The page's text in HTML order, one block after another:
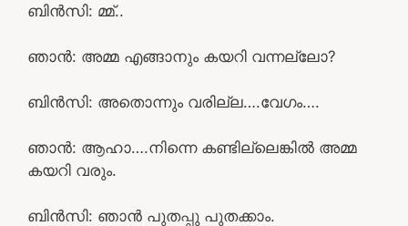
ബിൻസി: മ്മ്..
ഞാൻ: അമ്മ എങ്ങാനും കയറി വന്നല്ലോ?
ബിൻസി: അതൊന്നും വരില്ല….വേഗം….
ഞാൻ: ആഹാ….നിന്നെ കണ്ടില്ലെങ്കിൽ അമ്മ
കയറി വരും.
ബിൻസി: ഞാൻ പുതപ്പു പുതക്കാം.